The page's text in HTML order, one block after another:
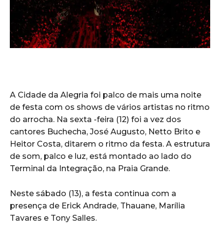
A Cidade da Alegria foi palco de mais uma noite
de festa com os shows de vários artistas no ritmo
do arrocha. Na sexta -feira (12) foi a vez dos
cantores Buchecha, José Augusto, Netto Brito e
Heitor Costa, ditarem o ritmo da festa. A estrutura
de som, palco e luz, está montado ao lado do
Terminal da Integração, na Praia Grande.
Neste sábado (13), a festa continua com a
presença de Erick Andrade, Thauane, Marília
Tavares e Tony Salles.